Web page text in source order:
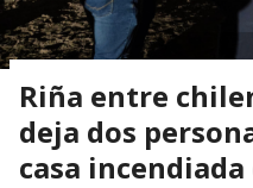
Riña entre
deja dos
casa